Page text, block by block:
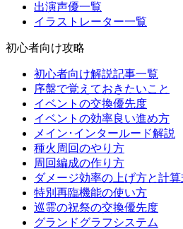
出演声優一覧
イラストレーター一覧
初心者向け攻略
初心者向け解説記事一覧
序盤で覚えておきたいこと
イベントの交換優先度
イベントの効率良い進め方
メイン･インタールード解説
種火周回のやり方
周回編成の作り方
ダメージ効率の上げ方と計算
特別再臨機能の使い方
巡霊の祝祭の交換優先度
グランドグラフシステム